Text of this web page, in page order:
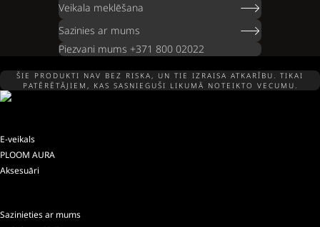
Veikala meklēšana
Sazinies ar mums
Piezvani mums +371 800 02022
ŠIE PRODUKTI NAV BEZ RISKA, UN TIE IZRAISA ATKARĪBU. TIKAI
PATĒRĒTĀJIEM, KAS SASNIEGUŠI LIKUMĀ NOTEIKTO VECUMU.
E-veikals
PLOOM AURA
Aksesuāri
Sazinieties ar mums